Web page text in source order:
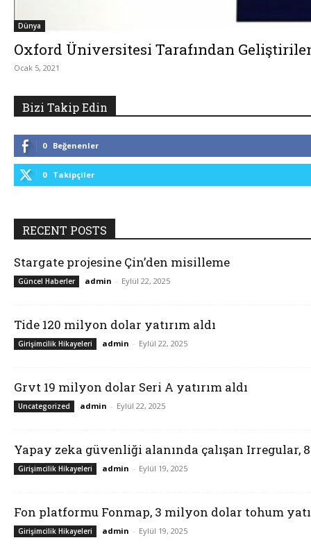
Dünya
Oxford Üniversitesi Tarafından
Ocak 5, 2021
Bizi Takip Edin
0 Beğenenler
0 Takipçiler
RECENT POSTS
Stargate projesine Çin’den misilleme
Güncel Haberler admin - Eylül 22, 2025
Tide 120 milyon dolar yatırım aldı
Girişimcilik Hikayeleri admin - Eylül 22, 2025
Grvt 19 milyon dolar Seri A yatırım aldı
Uncategorized admin - Eylül 22, 2025
Yapay zeka güvenliği alanında çalışan Irregular,
Girişimcilik Hikayeleri admin - Eylül 19, 2025
Fon platformu Fonmap, 3 milyon dolar tohum
Girişimcilik Hikayeleri admin - Eylül 19, 2025